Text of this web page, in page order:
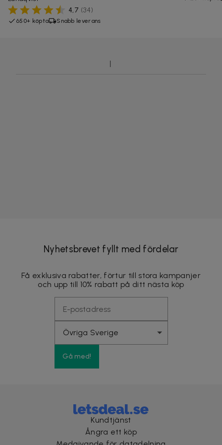
4,7 (34)
650+ köpta Snabb leverans
Nyhetsbrevet fyllt med fördelar
Få exklusiva rabatter, förtur till stora kampanjer
och upp till 10% rabatt på ditt nästa köp
Gå med!
Kundtjänst
Ångra ett köp